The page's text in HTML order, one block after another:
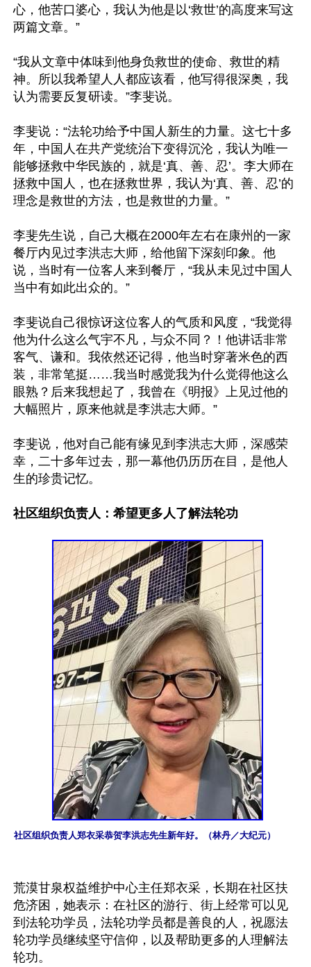
心，他苦口婆心，我认为他是以‘救世’的高度来写这
两篇文章。”
“我从文章中体味到他身负救世的使命、救世的精
神。所以我希望人人都应该看，他写得很深奥，我
认为需要反复研读。”李斐说。
李斐说：“法轮功给予中国人新生的力量。这七十多
年，中国人在共产党统治下变得沉沦，我认为唯一
能够拯救中华民族的，就是‘真、善、忍’。李大师在
拯救中国人，也在拯救世界，我认为‘真、善、忍’的
理念是救世的方法，也是救世的力量。”
李斐先生说，自己大概在2000年左右在康州的一家
餐厅内见过李洪志大师，给他留下深刻印象。他
说，当时有一位客人来到餐厅，“我从未见过中国人
当中有如此出众的。”
李斐说自己很惊讶这位客人的气质和风度，“我觉得
他为什么这么气宇不凡，与众不同？！他讲话非常
客气、谦和。我依然还记得，他当时穿著米色的西
装，非常笔挺……我当时感觉我为什么觉得他这么
眼熟？后来我想起了，我曾在《明报》上见过他的
大幅照片，原来他就是李洪志大师。”
李斐说，他对自己能有缘见到李洪志大师，深感荣
幸，二十多年过去，那一幕他仍历历在目，是他人
生的珍贵记忆。
社区组织负责人：希望更多人了解法轮功
社区组织负责人郑衣采恭贺李洪志先生新年好。（林丹／大纪元）
荒漠甘泉权益维护中心主任郑衣采，长期在社区扶
危济困，她表示：在社区的游行、街上经常可以见
到法轮功学员，法轮功学员都是善良的人，祝愿法
轮功学员继续坚守信仰，以及帮助更多的人理解法
轮功。